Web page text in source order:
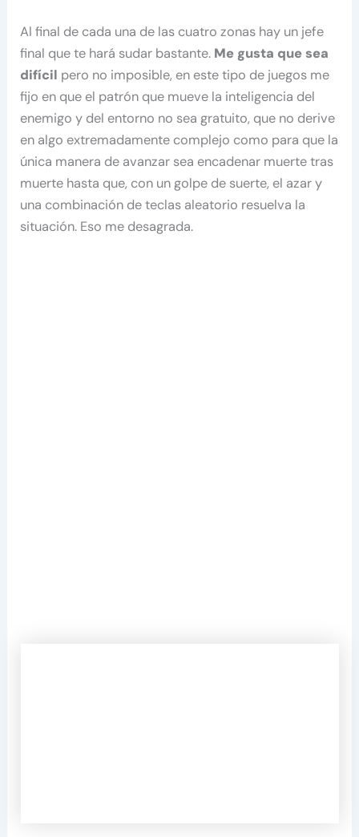
Al final de cada una de las cuatro zonas hay un jefe
final que te hará sudar bastante. Me gusta que sea
difícil pero no imposible, en este tipo de juegos me
fijo en que el patrón que mueve la inteligencia del
enemigo y del entorno no sea gratuito, que no derive
en algo extremadamente complejo como para que la
única manera de avanzar sea encadenar muerte tras
muerte hasta que, con un golpe de suerte, el azar y
una combinación de teclas aleatorio resuelva la
situación. Eso me desagrada.